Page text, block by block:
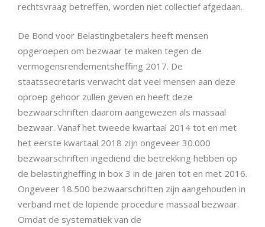
rechtsvraag betreffen, worden niet collectief afgedaan.
De Bond voor Belastingbetalers heeft mensen
opgeroepen om bezwaar te maken tegen de
vermogensrendementsheffing 2017. De
staatssecretaris verwacht dat veel mensen aan deze
oproep gehoor zullen geven en heeft deze
bezwaarschriften daarom aangewezen als massaal
bezwaar. Vanaf het tweede kwartaal 2014 tot en met
het eerste kwartaal 2018 zijn ongeveer 30.000
bezwaarschriften ingediend die betrekking hebben op
de belastingheffing in box 3 in de jaren tot en met 2016.
Ongeveer 18.500 bezwaarschriften zijn aangehouden in
verband met de lopende procedure massaal bezwaar.
Omdat de systematiek van de